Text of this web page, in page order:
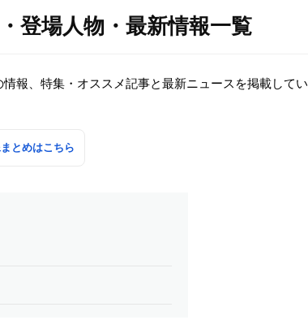
登場人物・最新情報一覧
報、特集・オススメ記事と最新ニュースを掲載してい
とめはこちら